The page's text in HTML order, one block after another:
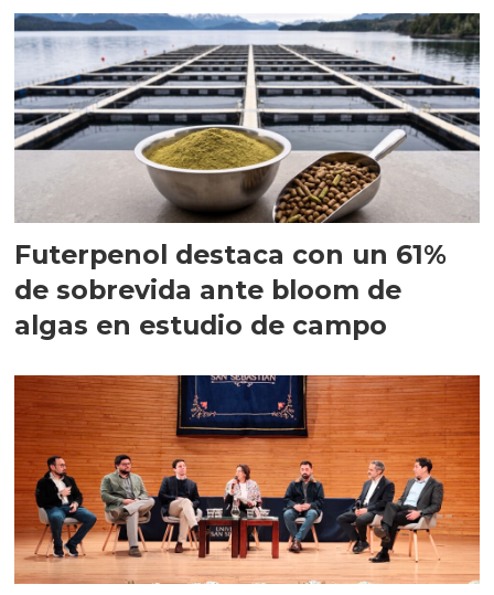
Futerpenol destaca con un 61%
de sobrevida ante bloom de
algas en estudio de campo